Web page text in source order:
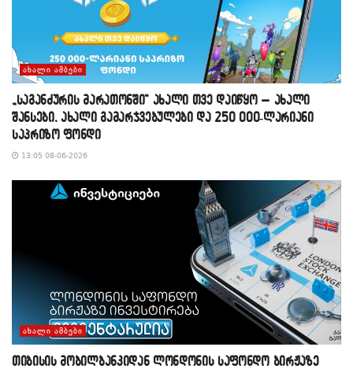
ᲐᲮᲐᲚᲘ ᲐᲛᲑᲔᲑᲘ
„საგანძურის მარათონში“ ახალი თვე დაიწყო – ახალი
შანსები, ახალი გამარჯვებულები და 250 000-ლარიანი
საპრიზო ფონდი
13:05 08-06-2026
ᲐᲮᲐᲚᲘ ᲐᲛᲑᲔᲑᲘ
თიბისის მობილბანკიდან ლონდონის საფონდო ბირჟაზე